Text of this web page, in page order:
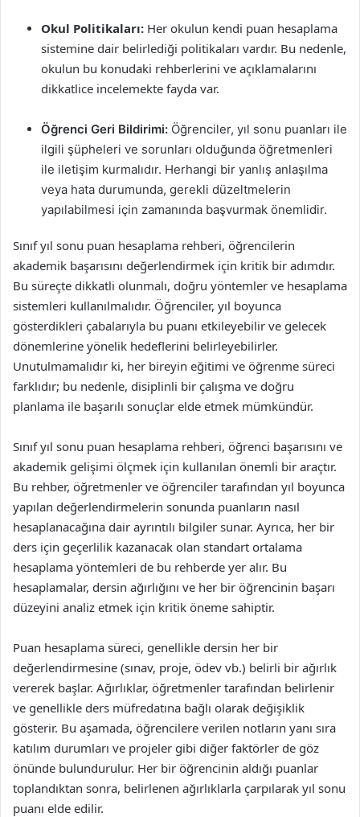
Okul Politikaları: Her okulun kendi puan hesaplama
sistemine dair belirlediği politikaları vardır. Bu nedenle,
okulun bu konudaki rehberlerini ve açıklamalarını
dikkatlice incelemekte fayda var.
Öğrenci Geri Bildirimi: Öğrenciler, yıl sonu puanları ile
ilgili şüpheleri ve sorunları olduğunda öğretmenleri
ile iletişim kurmalıdır. Herhangi bir yanlış anlaşılma
veya hata durumunda, gerekli düzeltmelerin
yapılabilmesi için zamanında başvurmak önemlidir.
Sınıf yıl sonu puan hesaplama rehberi, öğrencilerin
akademik başarısını değerlendirmek için kritik bir adımdır.
Bu süreçte dikkatli olunmalı, doğru yöntemler ve hesaplama
sistemleri kullanılmalıdır. Öğrenciler, yıl boyunca
gösterdikleri çabalarıyla bu puanı etkileyebilir ve gelecek
dönemlerine yönelik hedeflerini belirleyebilirler.
Unutulmamalıdır ki, her bireyin eğitimi ve öğrenme süreci
farklıdır; bu nedenle, disiplinli bir çalışma ve doğru
planlama ile başarılı sonuçlar elde etmek mümkündür.
Sınıf yıl sonu puan hesaplama rehberi, öğrenci başarısını ve
akademik gelişimi ölçmek için kullanılan önemli bir araçtır.
Bu rehber, öğretmenler ve öğrenciler tarafından yıl boyunca
yapılan değerlendirmelerin sonunda puanların nasıl
hesaplanacağına dair ayrıntılı bilgiler sunar. Ayrıca, her bir
ders için geçerlilik kazanacak olan standart ortalama
hesaplama yöntemleri de bu rehberde yer alır. Bu
hesaplamalar, dersin ağırlığını ve her bir öğrencinin başarı
düzeyini analiz etmek için kritik öneme sahiptir.
Puan hesaplama süreci, genellikle dersin her bir
değerlendirmesine (sınav, proje, ödev vb.) belirli bir ağırlık
vererek başlar. Ağırlıklar, öğretmenler tarafından belirlenir
ve genellikle ders müfredatına bağlı olarak değişiklik
gösterir. Bu aşamada, öğrencilere verilen notların yanı sıra
katılım durumları ve projeler gibi diğer faktörler de göz
önünde bulundurulur. Her bir öğrencinin aldığı puanlar
toplandıktan sonra, belirlenen ağırlıklarla çarpılarak yıl sonu
puanı elde edilir.